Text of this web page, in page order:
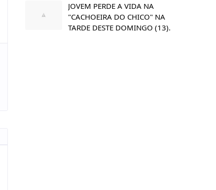
JOVEM PERDE A VIDA NA
"CACHOEIRA DO CHICO" NA
TARDE DESTE DOMINGO (13).